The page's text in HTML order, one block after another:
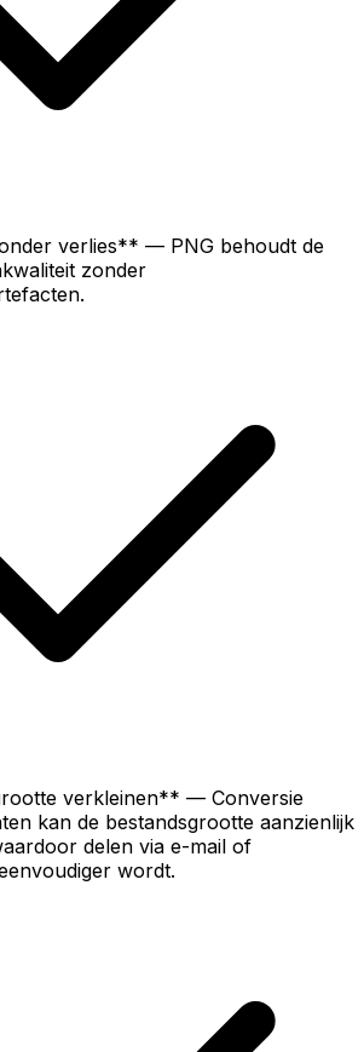
verlies** — PNG behoudt de
zonder
verkleinen** — Conversie
kan de bestandsgrootte aanzienlijk
delen via e-mail of
wordt.